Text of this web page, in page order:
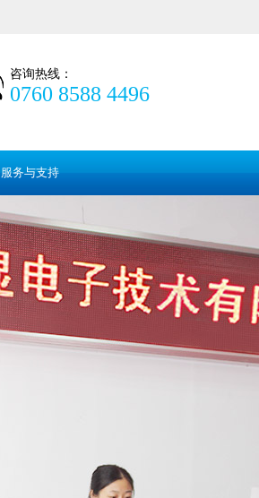
咨询热线：
0760 8588 4496
服务与支持